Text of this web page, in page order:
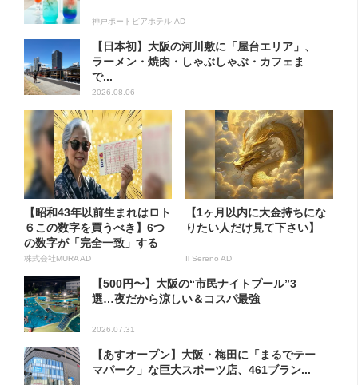
神戸ポートピアホテル AD
【日本初】大阪の河川敷に「屋台エリア」、
ラーメン・焼肉・しゃぶしゃぶ・カフェま
で...
2026.08.06
【昭和43年以前生まれはロト
６この数字を買うべき】6つ
の数字が「完全一致」する
方...
株式会社MURA AD
【1ヶ月以内に大金持ちにな
りたい人だけ見て下さい】
Il Sereno AD
【500円〜】大阪の“市民ナイトプール”3
選…夜だから涼しい＆コスパ最強
2026.07.31
【あすオープン】大阪・梅田に「まるでテー
マパーク」な巨大スポーツ店、461ブラン...